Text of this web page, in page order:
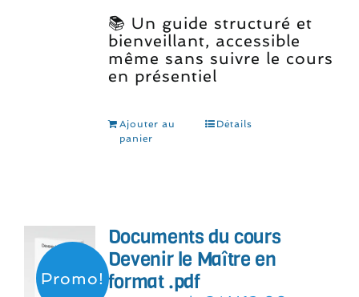
📚 Un guide structuré et
bienveillant, accessible
même sans suivre le cours
en présentiel
Ajouter au
panier
Détails
Promo!
Documents du cours
Devenir le Maître en
format .pdf